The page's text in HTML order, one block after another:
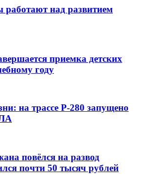
над развитием
приемка детских
году
на трассе Р-280 запущено
повёлся на развод
почти 50 тысяч рублей